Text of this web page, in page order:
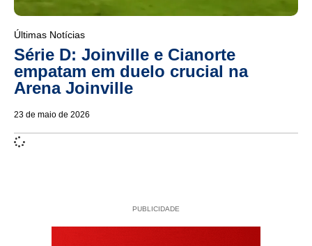
Últimas Notícias
Série D: Joinville e Cianorte
empatam em duelo crucial na
Arena Joinville
23 de maio de 2026
PUBLICIDADE